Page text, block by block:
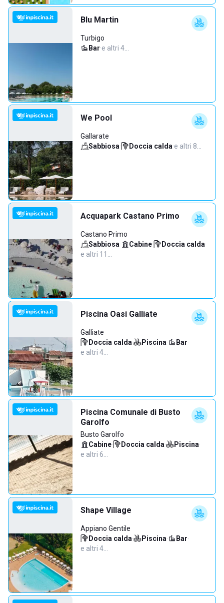
Blu Martin
Turbigo
Bar·e altri 4…
We Pool
Gallarate
Sabbiosa· Doccia calda·e altri 8…
Acquapark Castano Primo
Castano Primo
Sabbiosa· Cabine· Doccia calda·
e altri 11…
Piscina Oasi Galliate
Galliate
Doccia calda· Piscina· Bar·
e altri 4…
Piscina Comunale di Busto
Garolfo
Busto Garolfo
Cabine· Doccia calda· Piscina·
e altri 6…
Shape Village
Appiano Gentile
Doccia calda· Piscina· Bar·
e altri 4…